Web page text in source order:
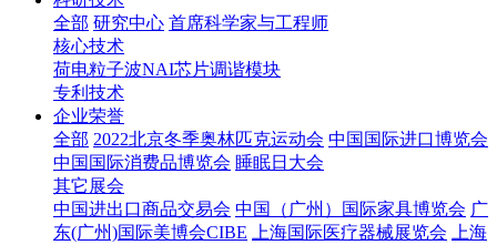
全部 研究中心 首席科学家与工程师
核心技术
荷电粒子波NAI芯片调谐模块
专利技术
企业荣誉
全部 2022北京冬季奥林匹克运动会 中国国际进口博览会
中国国际消费品博览会 睡眠日大会
其它展会
中国进出口商品交易会 中国（广州）国际家具博览会 广
东(广州)国际美博会CIBE
上海国际医疗器械展览会
上海